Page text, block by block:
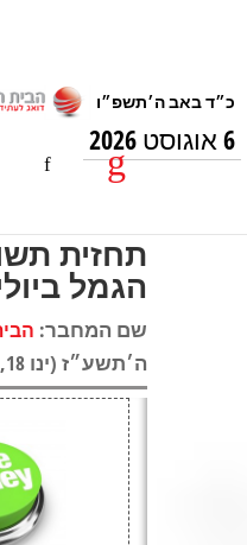
6 אוגוסט 2026
תחזית
הגמל ביולי
שם המחבר:
ה׳תשע״ז (ינו 18, 2017) |